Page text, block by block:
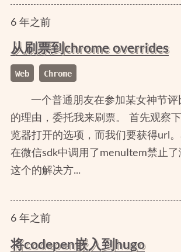
6年之前
从刷票到chrome overrides
Web Chrome
一个普通朋友在参加某女神节评
的理由，委托我来刷票。 首先观察
览器打开的选项，而我们要获得url
在微信sdk中调用了menuItem禁止了
这个的解决方...
6年之前
将codepen嵌入到hugo